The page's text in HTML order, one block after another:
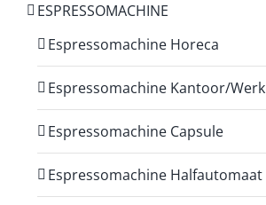
ESPRESSOMACHINE
Espressomachine Horeca
Espressomachine Kantoor/Werk
Espressomachine Capsule
Espressomachine Halfautomaat